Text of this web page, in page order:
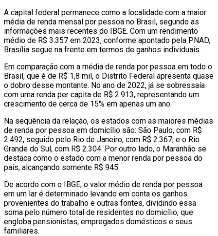
A capital federal permanece como a localidade com a maior
média de renda mensal por pessoa no Brasil, segundo as
informações mais recentes do IBGE. Com um rendimento
médio de R$ 3.357 em 2023, conforme apontado pela PNAD,
Brasília segue na frente em termos de ganhos individuais.
Em comparação com a média de renda por pessoa em todo o
Brasil, que é de R$ 1,8 mil, o Distrito Federal apresenta quase
o dobro desse montante. No ano de 2022, já se sobressaía
com uma renda per capita de R$ 2.913, representando um
crescimento de cerca de 15% em apenas um ano.
Na sequência da relação, os estados com as maiores médias
de renda por pessoa em domicílio são: São Paulo, com R$
2.492, seguido pelo Rio de Janeiro, com R$ 2.367, e o Rio
Grande do Sul, com R$ 2.304. Por outro lado, o Maranhão se
destaca como o estado com a menor renda por pessoa do
país, alcançando somente R$ 945.
De acordo com o IBGE, o valor médio de renda por pessoa
em um lar é determinado levando em conta os ganhos
provenientes do trabalho e outras fontes, dividindo essa
soma pelo número total de residentes no domicílio, que
engloba pensionistas, empregados domésticos e seus
familiares.